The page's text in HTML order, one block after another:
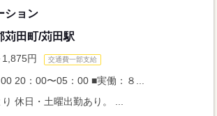
ション
苅田町/苅田駅
円 交通費一部支給
20：00〜05：00 ■実働：８...
休日・土曜出勤あり。 ...